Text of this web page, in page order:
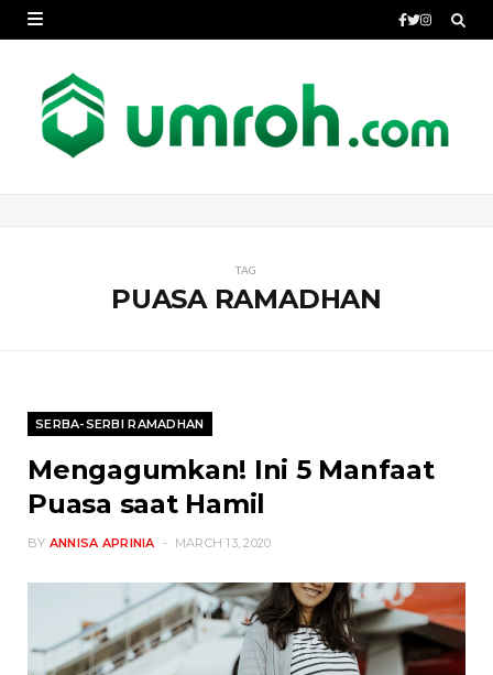
TAG
PUASA RAMADHAN
SERBA-SERBI RAMADHAN
Mengagumkan! Ini 5 Manfaat
Puasa saat Hamil
BY ANNISA APRINIA MARCH 13, 2020